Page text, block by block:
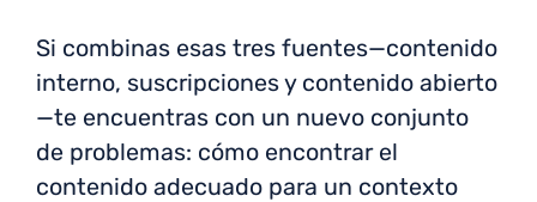
Si combinas esas tres fuentes—contenido
interno, suscripciones y contenido abierto
—te encuentras con un nuevo conjunto
de problemas: cómo encontrar el
contenido adecuado para un contexto